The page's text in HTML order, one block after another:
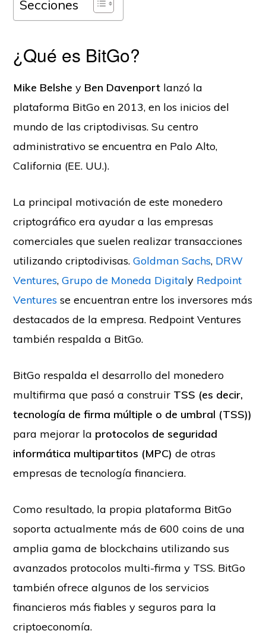
Secciones
¿Qué es BitGo?
Mike Belshe y Ben Davenport lanzó la
plataforma BitGo en 2013, en los inicios del
mundo de las criptodivisas. Su centro
administrativo se encuentra en Palo Alto,
California (EE. UU.).
La principal motivación de este monedero
criptográfico era ayudar a las empresas
comerciales que suelen realizar transacciones
utilizando criptodivisas.Goldman Sachs, DRW
Ventures,Grupo de Moneda Digitaly Redpoint
Ventures se encuentran entre los inversores más
destacados de la empresa. Redpoint Ventures
también respalda a BitGo.
BitGo respalda el desarrollo del monedero
multifirma que pasó a construir TSS (es decir,
tecnología de firma múltiple o de umbral (TSS))
para mejorar la protocolos de seguridad
informática multipartitos (MPC) de otras
empresas de tecnología financiera.
Como resultado, la propia plataforma BitGo
soporta actualmente más de 600 coins de una
amplia gama de blockchains utilizando sus
avanzados protocolos multi-firma y TSS. BitGo
también ofrece algunos de los servicios
financieros más fiables y seguros para la
criptoeconomía.